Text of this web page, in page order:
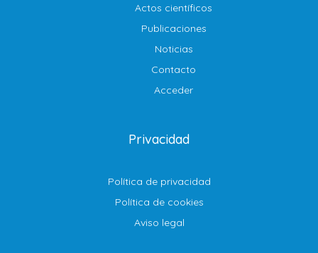
Actos científicos
Publicaciones
Noticias
Contacto
Acceder
Privacidad
Política de privacidad
Política de cookies
Aviso legal